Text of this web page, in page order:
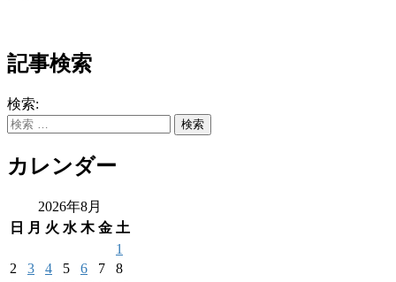
記事検索
検索:
カレンダー
2026年8月
日
月 火 水 木 金 土
1
2
3 4 5 6 7
8